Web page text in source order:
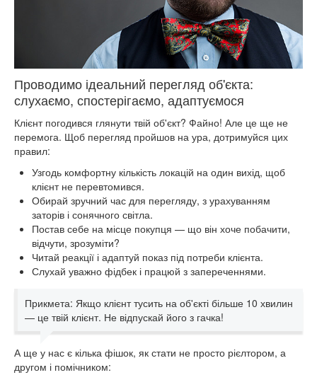
Проводимо ідеальний перегляд об'єкта:
слухаємо, спостерігаємо, адаптуємося
Клієнт погодився глянути твій об'єкт? Файно! Але це ще не
перемога. Щоб перегляд пройшов на ура, дотримуйся цих
правил:
Узгодь комфортну кількість локацій на один вихід, щоб
клієнт не перевтомився.
Обирай зручний час для перегляду, з урахуванням
заторів і сонячного світла.
Постав себе на місце покупця — що він хоче побачити,
відчути, зрозуміти?
Читай реакції і адаптуй показ під потреби клієнта.
Слухай уважно фідбек і працюй з запереченнями.
Прикмета: Якщо клієнт тусить на об'єкті більше 10 хвилин
— це твій клієнт. Не відпускай його з гачка!
А ще у нас є кілька фішок, як стати не просто рієлтором, а
другом і помічником: